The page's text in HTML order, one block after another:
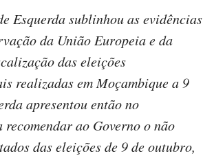
Esquerda sublinhou as evidências
da União Europeia e da
das eleições
realizadas em Moçambique a 9
apresentou então no
ao Governo o não
das eleições de 9 de outubro,